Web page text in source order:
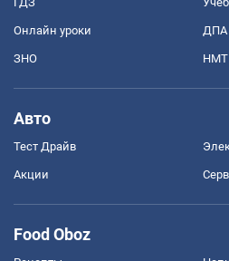
Онлайн уроки ДПА
ЗНО НМТ
Авто
Тест Драйв
Акции
Food Oboz